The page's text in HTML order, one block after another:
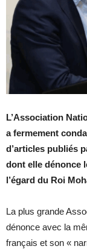
L’Association
a fermement
d’articles publiés
dont elle dénonce
l’égard du Roi
La plus grande
dénonce avec la
français et son «